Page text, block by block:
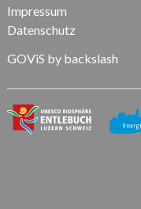
Impressum
Datenschutz
GOViS by backslash